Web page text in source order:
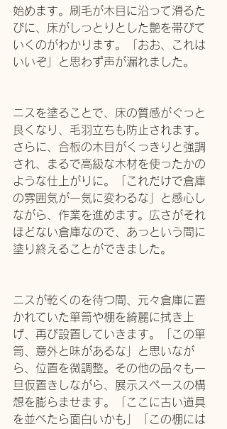
始めます。刷毛が木目に沿って滑るた
びに、床がしっとりとした艶を帯びて
いくのがわかります。「おお、これは
いいぞ」と思わず声が漏れました。
ニスを塗ることで、床の質感がぐっと
良くなり、毛羽立ちも防止されます。
さらに、合板の木目がくっきりと強調
され、まるで高級な木材を使ったかの
ような仕上がりに。「これだけで倉庫
の雰囲気が一気に変わるな」と感心し
ながら、作業を進めます。広さがそれ
ほどない倉庫なので、あっという間に
塗り終えることができました。
ニスが乾くのを待つ間、元々倉庫に置
かれていた箪笥や棚を綺麗に拭き上
げ、再び設置していきます。「この箪
笥、意外と味があるな」と思いなが
ら、位置を微調整。その他の品々も一
旦仮置きしながら、展示スペースの構
想を膨らませます。「ここに古い道具
を並べたら面白いかも」「この棚には